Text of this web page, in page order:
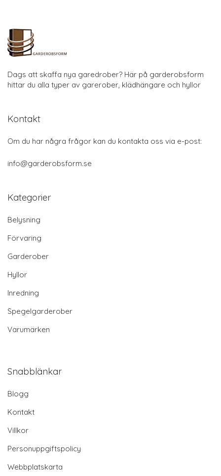
Dags att skaffa nya garedrober? Här på garderobsform
hittar du alla typer av garerober, klädhängare och hyllor
Kontakt
Om du har några frågor kan du kontakta oss via e-post:
info@garderobsform.se
Kategorier
Belysning
Förvaring
Garderober
Hyllor
Inredning
Spegelgarderober
Varumärken
Snabblänkar
Blogg
Kontakt
Villkor
Personuppgiftspolicy
Webbplatskarta